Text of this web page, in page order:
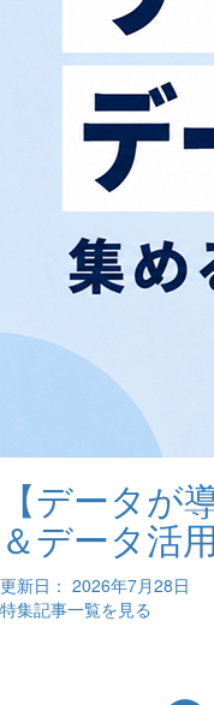
【データが
＆データ活
更新日： 2026年7月28日
特集記事一覧を見る